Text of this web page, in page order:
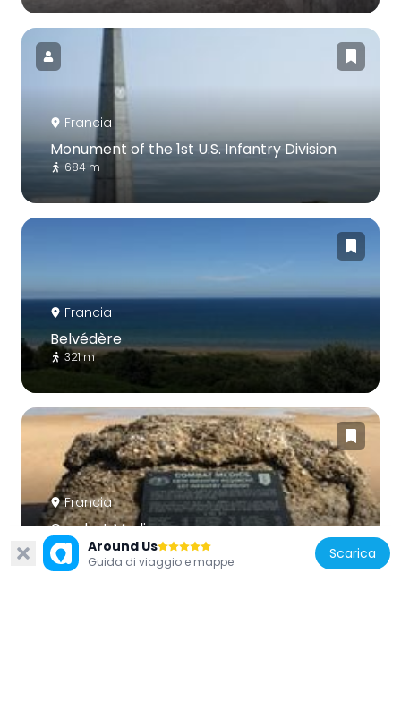
Francia
Monument of the 1st U.S. Infantry Division
684 m
Francia
Belvédère
321 m
Francia
Combat Medics
784 mAround Us
Guida di viaggio e mappe Scarica